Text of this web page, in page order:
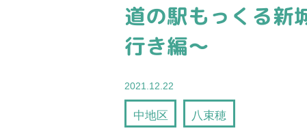
道の駅もっくる
行き編〜
2021.12.22
中地区 八束穂